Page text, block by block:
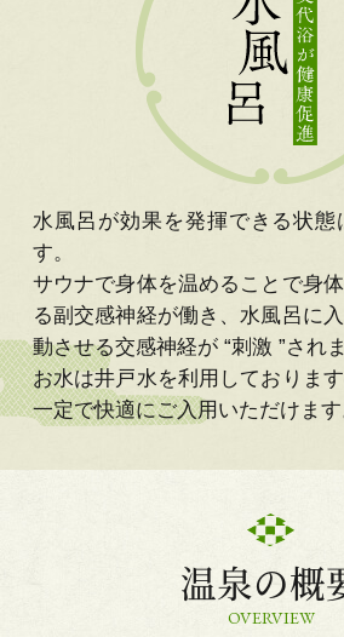
水風呂が効果を発揮できる状
す。
サウナで身体を温めることで身
る副交感神経が働き、水風呂に
動させる交感神経が “刺激 ”されま
お水は井戸水を利用しておりま
一定で快適にご入用いただけます
温泉の概
OVERVIEW